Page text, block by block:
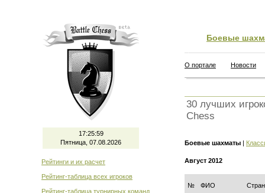
17:26:00
Пятница, 07.08.2026
Рейтинги и их расчет
Рейтинг-таблица всех игроков
Рейтинг-таблица турнирных команд
Боевые
О портале Новости
30 лучших
Chess
Боевые шахматы |
Август 2012
№ ФИО